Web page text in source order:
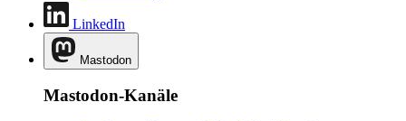
LinkedIn
Mastodon
Mastodon-Kanäle